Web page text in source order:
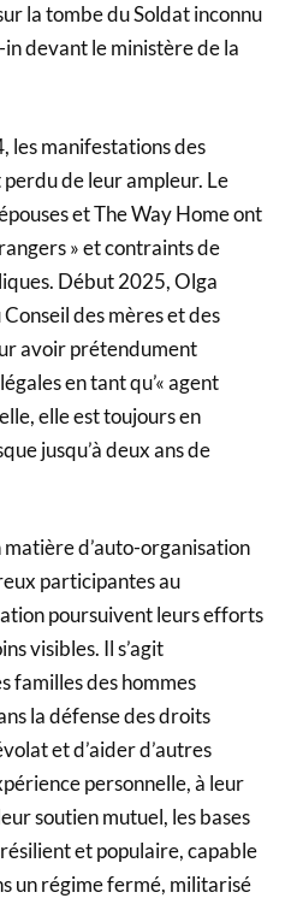
la tombe du Soldat inconnu
devant le ministère de la
les manifestations des
de leur ampleur. Le
et The Way Home ont
» et contraints de
Début 2025, Olga
des mères et des
avoir prétendument
en tant qu’« agent
elle est toujours en
jusqu’à deux ans de
matière d’auto-organisation
participantes au
poursuivent leurs efforts
visibles. Il s’agit
familles des hommes
la défense des droits
et d’aider d’autres
personnelle, à leur
soutien mutuel, les bases
et populaire, capable
un régime fermé, militarisé